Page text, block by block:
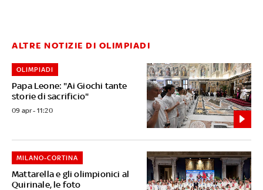
ALTRE NOTIZIE DI OLIMPIADI
Papa Leone: "Ai Giochi tante
storie di sacrificio"
OLIMPIADI
09 apr - 11:20
Mattarella e gli olimpionici al
Quirinale, le foto
MILANO-CORTINA